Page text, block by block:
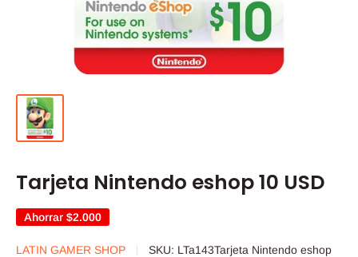
Tarjeta Nintendo eshop 10 USD
Ahorrar $2.000
LATIN GAMER SHOP SKU: LTa143Tarjeta Nintendo eshop